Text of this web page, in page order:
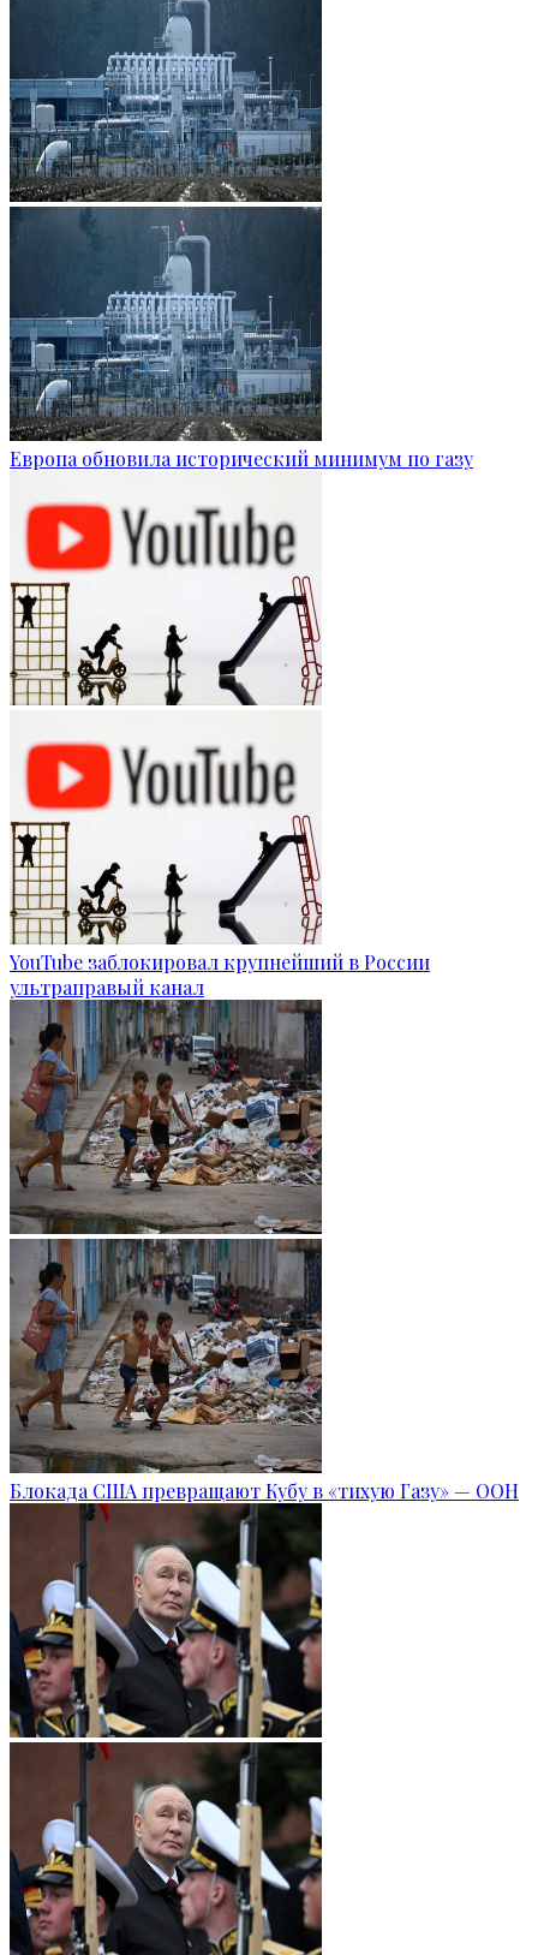
Европа обновила исторический минимум по газу
YouTube заблокировал крупнейший в России
ультраправый канал
Блокада США превращают Кубу в «тихую Газу» — ООН